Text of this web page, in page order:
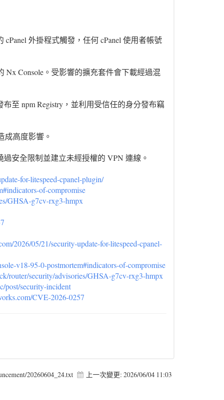
cPanel 外掛程式觸發，任何 cPanel 使用者帳號
Nx Console。受影響的擴充套件會下載經過混
至 npm Registry，並利用受信任的身分發布竊
成高度影響。
安全限制並建立未經授權的 VPN 連線。
for-litespeed-cpanel-plugin/
of-compromise
GHSA-g7cv-rxg3-hmpx
2026/05/21/security-update-for-litespeed-cpanel-
v18-95-0-postmortem#indicators-of-compromise
router/security/advisories/GHSA-g7cv-rxg3-hmpx
post/security-incident
CVE-2026-0257
20260604_24.txt 上一次變更: 2026/06/04 11:03